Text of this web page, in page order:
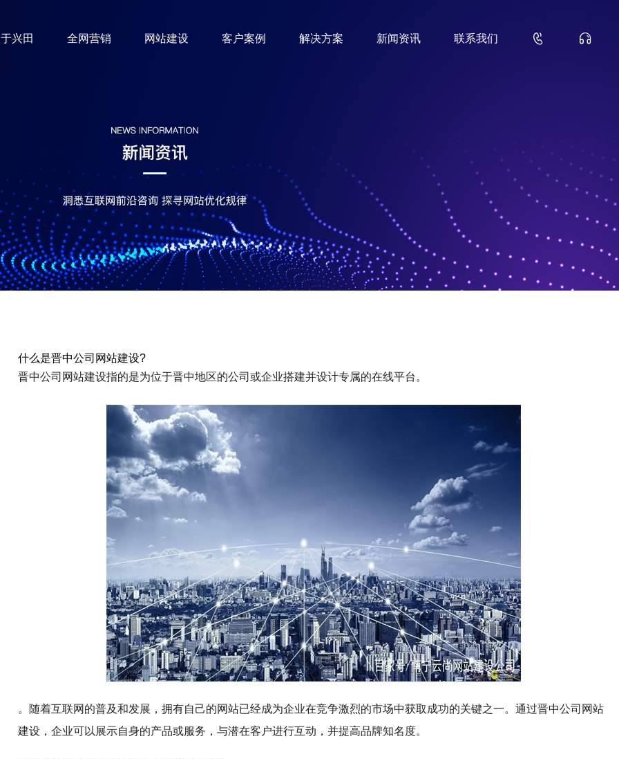
兴田 全网营销 网站建设 客户案例 解决方案 新闻资讯 联系我们  
什么是晋中公司网站建设?
晋中公司网站建设指的是为位于晋中地区的公司或企业搭建并设计专属的在线平台。
。随着互联网的普及和发展，拥有自己的网站已经成为企业在竞争激烈的市场中获取成功的关键之一。通过晋中公司网站
建设，企业可以展示自身的产品或服务，与潜在客户进行互动，并提高品牌知名度。